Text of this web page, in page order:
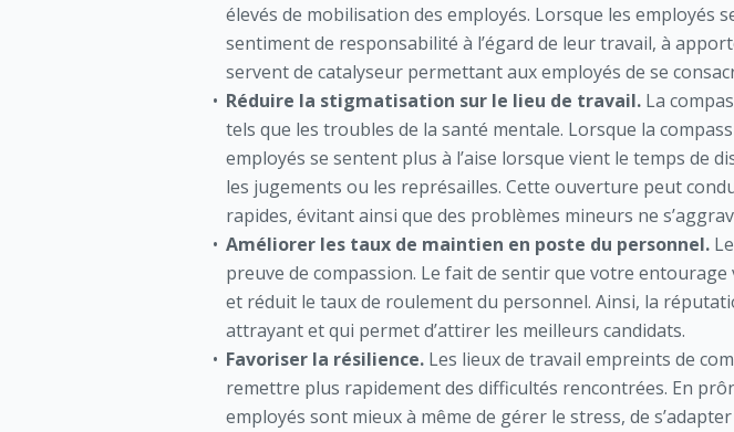
élevés de mobilisation des employés. Lorsque les
sentiment de responsabilité à l’égard de leur travail, à
servent de catalyseur permettant aux employés de se
Réduire la stigmatisation sur le lieu de travail. La
tels que les troubles de la santé mentale. Lorsque la
employés se sentent plus à l’aise lorsque vient le temps de
les jugements ou les représailles. Cette ouverture peut
rapides, évitant ainsi que des problèmes mineurs ne
Améliorer les taux de maintien en poste du personnel.
preuve de compassion. Le fait de sentir que votre
et réduit le taux de roulement du personnel. Ainsi, la
attrayant et qui permet d’attirer les meilleurs candidats.
Favoriser la résilience. Les lieux de travail empreints de
remettre plus rapidement des difficultés rencontrées. En
employés sont mieux à même de gérer le stress, de